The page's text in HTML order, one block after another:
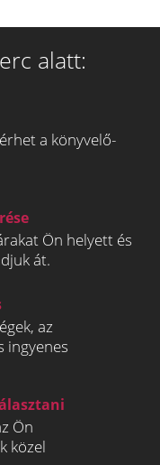
alatt:
a könyvelő-
Ön helyett és
át.
az
ingyenes
Ön
közel